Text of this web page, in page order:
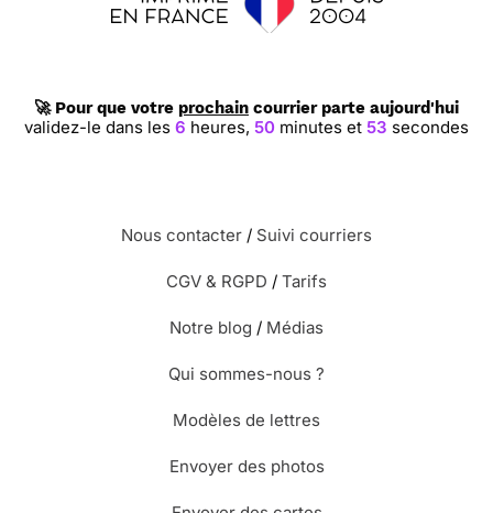
🚀 Pour que votre prochain courrier parte aujourd'hui
validez-le dans les6 heures,50 minutes et52 secondes
Nous contacter / Suivi courriers
CGV & RGPD / Tarifs
Notre blog / Médias
Qui sommes-nous ?
Modèles de lettres
Envoyer des photos